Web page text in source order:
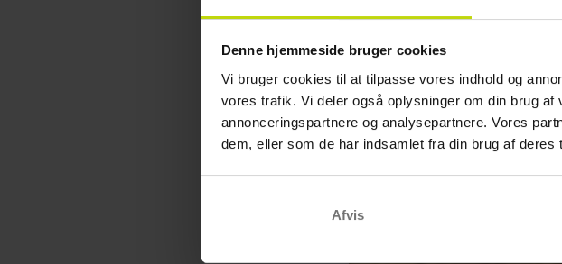
Denne hjemmeside bruger cookies
Vi bruger cookies til at tilpasse vores indhold og
vores trafik. Vi deler også oplysninger om din brug
annonceringspartnere og analysepartnere. Vores
dem, eller som de har indsamlet fra din brug af deres
Afvis